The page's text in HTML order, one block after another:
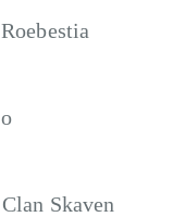
Skaven